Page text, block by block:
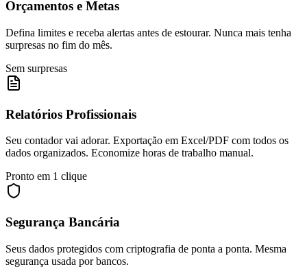
Orçamentos e Metas
Defina limites e receba alertas antes de estourar. Nunca mais tenha
surpresas no fim do mês.
Sem surpresas
Relatórios Profissionais
Seu contador vai adorar. Exportação em Excel/PDF com todos os
dados organizados. Economize horas de trabalho manual.
Pronto em 1 clique
Segurança Bancária
Seus dados protegidos com criptografia de ponta a ponta. Mesma
segurança usada por bancos.